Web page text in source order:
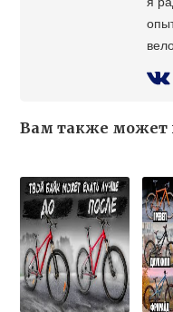
Вам также может